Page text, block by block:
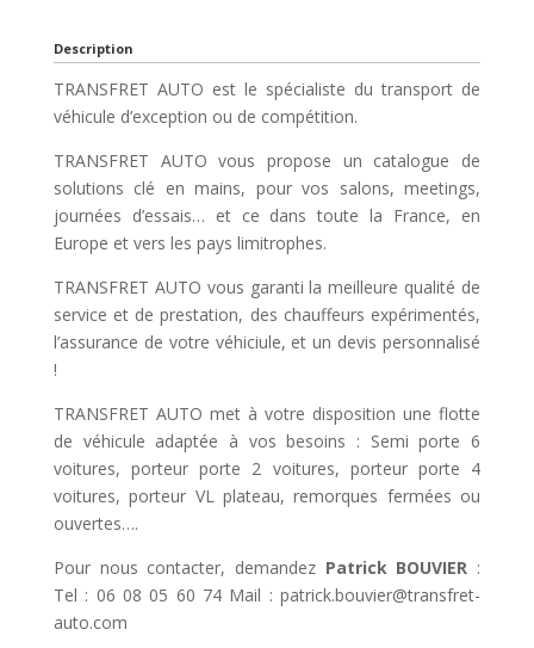
Description
TRANSFRET AUTO est le spécialiste du transport de
véhicule d’exception ou de compétition.
TRANSFRET AUTO vous propose un catalogue de
solutions clé en mains, pour vos salons, meetings,
journées d’essais… et ce dans toute la France, en
Europe et vers les pays limitrophes.
TRANSFRET AUTO vous garanti la meilleure qualité de
service et de prestation, des chauffeurs expérimentés,
l’assurance de votre véhiciule, et un devis personnalisé
!
TRANSFRET AUTO met à votre disposition une flotte
de véhicule adaptée à vos besoins : Semi porte 6
voitures, porteur porte 2 voitures, porteur porte 4
voitures, porteur VL plateau, remorques fermées ou
ouvertes….
Pour nous contacter, demandez Patrick BOUVIER :
Tel : 06 08 05 60 74 Mail : patrick.bouvier@transfret-
auto.com